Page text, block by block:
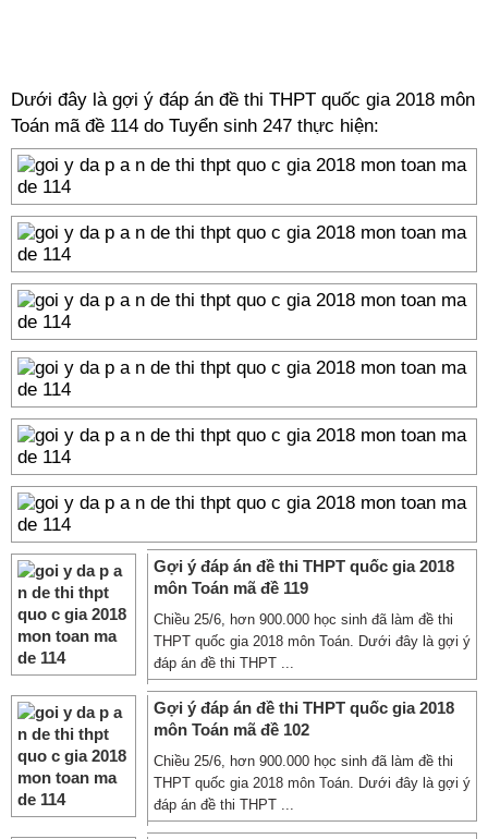
Dưới đây là gợi ý đáp án đề thi THPT quốc gia 2018 môn
Toán mã đề 114 do Tuyển sinh 247 thực hiện:
Gợi ý đáp án đề thi THPT quốc gia 2018
môn Toán mã đề 119
Chiều 25/6, hơn 900.000 học sinh đã làm đề thi
THPT quốc gia 2018 môn Toán. Dưới đây là gợi ý
đáp án đề thi THPT ...
Gợi ý đáp án đề thi THPT quốc gia 2018
môn Toán mã đề 102
Chiều 25/6, hơn 900.000 học sinh đã làm đề thi
THPT quốc gia 2018 môn Toán. Dưới đây là gợi ý
đáp án đề thi THPT ...